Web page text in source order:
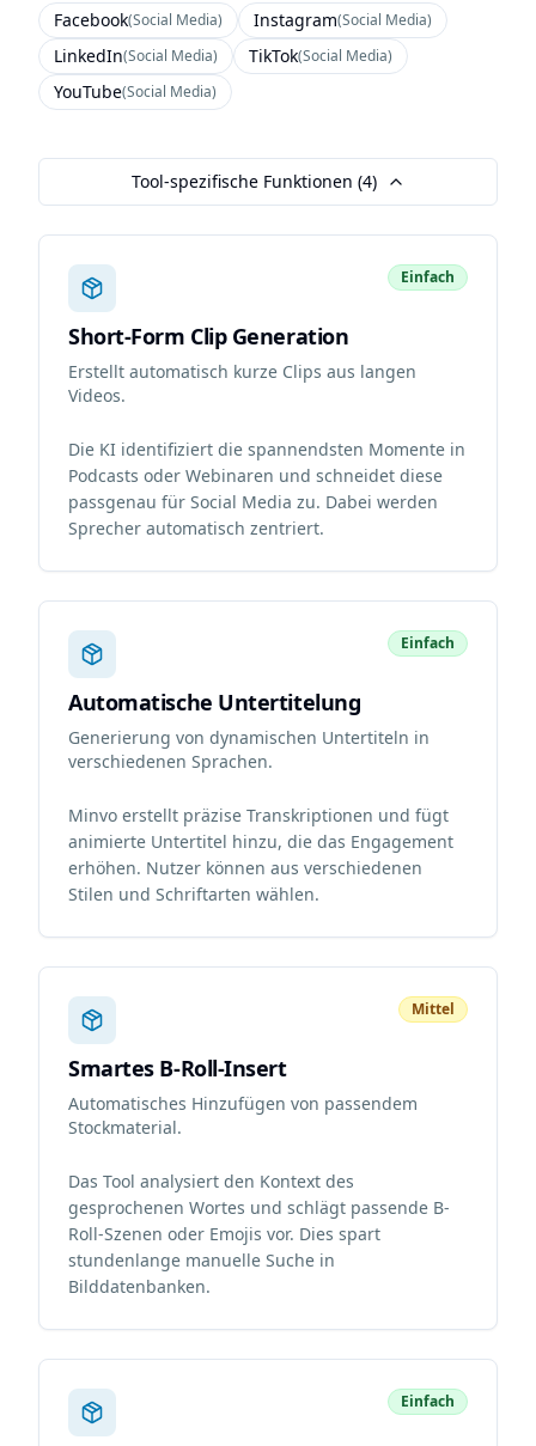
Facebook(Social Media) Instagram(Social Media)
LinkedIn(Social Media) TikTok(Social Media)
YouTube(Social Media)
Tool-spezifische Funktionen (4)
Einfach
Short-Form Clip Generation
Erstellt automatisch kurze Clips aus langen
Videos.
Die KI identifiziert die spannendsten Momente in
Podcasts oder Webinaren und schneidet diese
passgenau für Social Media zu. Dabei werden
Sprecher automatisch zentriert.
Einfach
Automatische Untertitelung
Generierung von dynamischen Untertiteln in
verschiedenen Sprachen.
Minvo erstellt präzise Transkriptionen und fügt
animierte Untertitel hinzu, die das Engagement
erhöhen. Nutzer können aus verschiedenen
Stilen und Schriftarten wählen.
Mittel
Smartes B-Roll-Insert
Automatisches Hinzufügen von passendem
Stockmaterial.
Das Tool analysiert den Kontext des
gesprochenen Wortes und schlägt passende B-
Roll-Szenen oder Emojis vor. Dies spart
stundenlange manuelle Suche in
Bilddatenbanken.
Einfach